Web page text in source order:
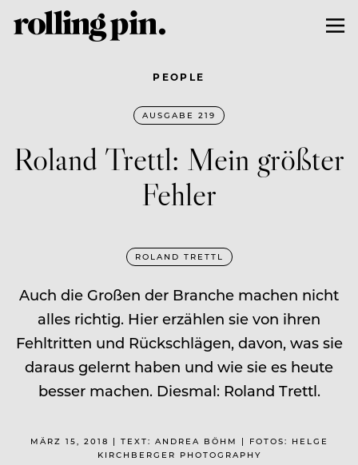
PEOPLE
AUSGABE 219
Roland Trettl: Mein größter
Fehler
ROLAND TRETTL
Auch die Großen der Branche machen nicht
alles richtig. Hier erzählen sie von ihren
Fehltritten und Rückschlägen, davon, was sie
daraus gelernt haben und wie sie es heute
besser machen. Diesmal: Roland Trettl.
MÄRZ 15, 2018 | TEXT: ANDREA BÖHM | FOTOS: HELGE
KIRCHBERGER PHOTOGRAPHY